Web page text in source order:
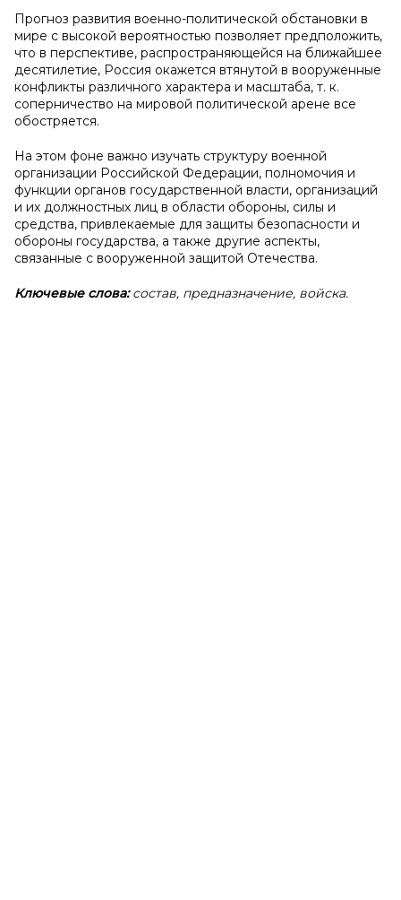
Прогноз развития военно-политической обстановки в
мире с высокой вероятностью позволяет предположить,
что в перспективе, распространяющейся на ближайшее
десятилетие, Россия окажется втянутой в вооруженные
конфликты различного характера и масштаба, т. к.
соперничество на мировой политической арене все
обостряется.
На этом фоне важно изучать структуру военной
организации Российской Федерации, полномочия и
функции органов государственной власти, организаций
и их должностных лиц в области обороны, силы и
средства, привлекаемые для защиты безопасности и
обороны государства, а также другие аспекты,
связанные с вооруженной защитой Отечества.
Ключевые слова:состав, предназначение, войска.